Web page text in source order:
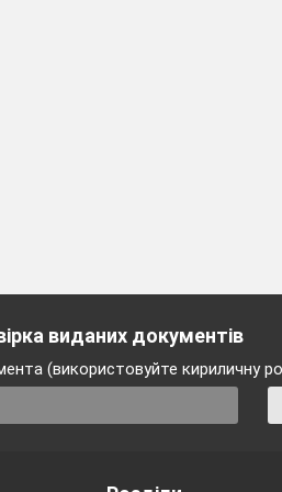
супроводом, знати
тим частіше й
виданих документів
(використовуйте кириличну